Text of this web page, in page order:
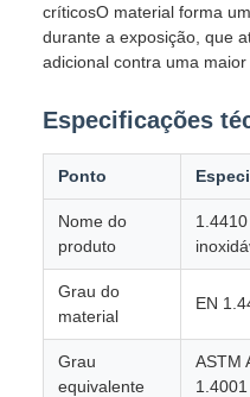
críticosO material forma
durante a exposição, que
adicional contra uma maior
Especificações
Ponto
Nome do
produto
Grau do
material
EN
Grau
equivalente
ASTM
1.4001